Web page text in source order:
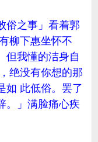
俗之事」看着郭
柳下惠坐怀不
但我懂的洁身自
绝没有你想的那
如 此低俗。罢了
。」满脸痛心疾